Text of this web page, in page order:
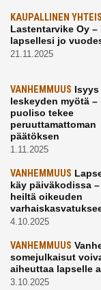
KAUPALLINEN
Lastentarvike Oy –
lapsellesi jo
21.11.2025
VANHEMMUUS Isyys
leskeyden myötä –
puoliso tekee
peruuttamattoman
päätöksen
1.11.2025
VANHEMMUUS
käy päiväkodissa
heiltä oikeuden
4.10.2025
VANHEMMUUS
somejulkaisut
aiheuttaa lapselle
3.10.2025